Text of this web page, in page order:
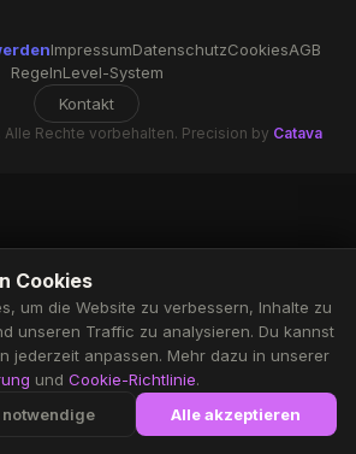
ImpressumDatenschutzCookiesAGB
RegelnLevel-System
Kontakt
Rechte vorbehalten. Precision by Catava
Cookies
um die Website zu verbessern, Inhalte zu
unseren Traffic zu analysieren. Du kannst
jederzeit anpassen. Mehr dazu in unserer
und Cookie-Richtlinie.
notwendige Alle akzeptieren